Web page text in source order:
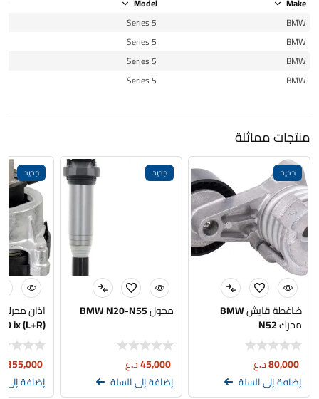
BMW
5 Series
BMW
5 Series
BMW
5 Series
BMW
5 Series
منتجات مماثلة
جديد
ضاغطة قايش BMW
محرك N52
80,000د.ع
إضافة إلى السلة
جديد
مجول BMW N20-N55
45,000د.ع
إضافة إلى السلة
جديد
ix (L+R)
355,000
إضافة إلى